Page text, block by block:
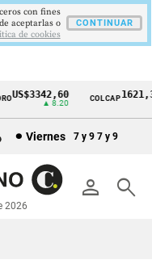
US$3342,60
▲ 8.20
COLCAP
Viernes 7 y 9 7 y 9
person search
2026
con fines
aceptarlas o
de cookies
CONTINUAR